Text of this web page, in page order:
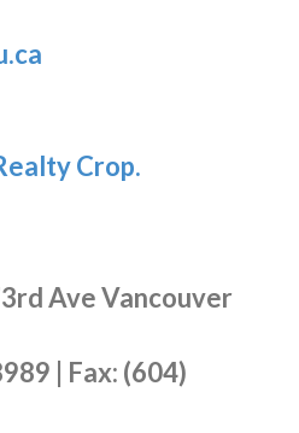
Crop.
Ave Vancouver
| Fax: (604)